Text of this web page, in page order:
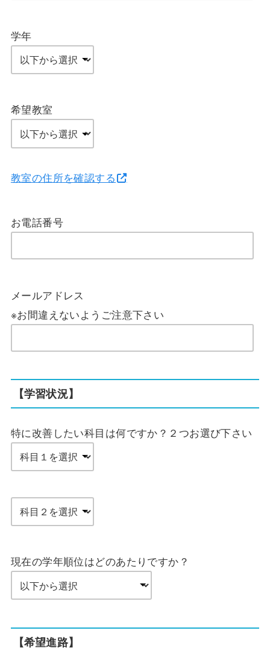
学年
希望教室
教室の住所を確認する
お電話番号
メールアドレス
※お間違えないようご注意下さい
【学習状況】
特に改善したい科目は何ですか？２つお選び下さい
現在の学年順位はどのあたりですか？
【希望進路】